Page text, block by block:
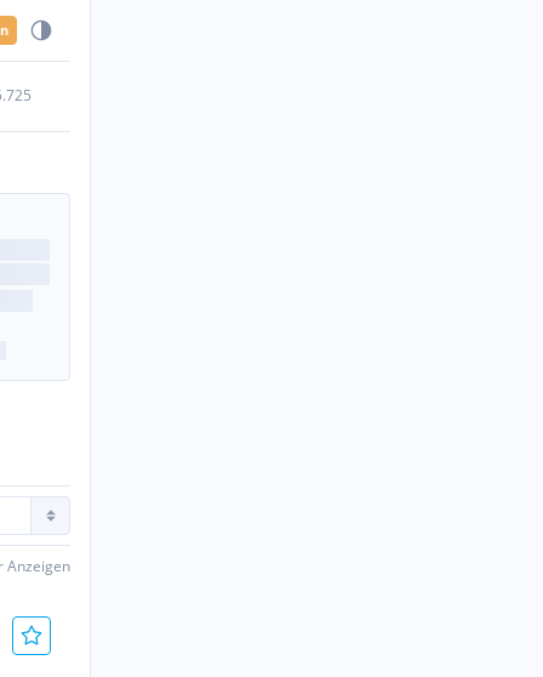
Anzeigen